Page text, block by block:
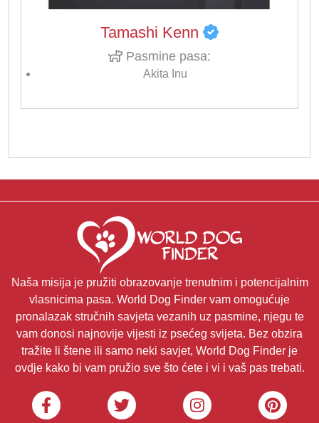
Tamashi Kenn
Pasmine pasa:
Akita Inu
Naša misija je pružiti obrazovanje trenutnim i potencijalnim
vlasnicima pasa. World Dog Finder vam omogućuje
pronalazak stručnih savjeta vezanih uz pasmine, njegu te
vam donosi najnovije vijesti iz psećeg svijeta. Bez obzira
tražite li štene ili samo neki savjet, World Dog Finder je
ovdje kako bi vam pružio sve što ćete i vi i vaš pas trebati.